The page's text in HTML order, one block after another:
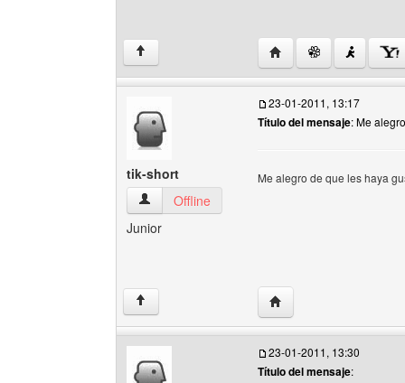
↑ Visitar sitio web del
tik-short
tik-short Ver perfil del usuario
Offline
Junior
23-01-2011, 13:17
Título del mensaje: Me alegro
Me alegro de que les haya
↑ Visitar sitio web del
23-01-2011, 13:30
Título del mensaje: